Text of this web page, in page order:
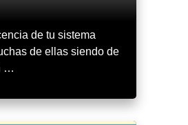
de tu sistema
de ellas siendo de
…